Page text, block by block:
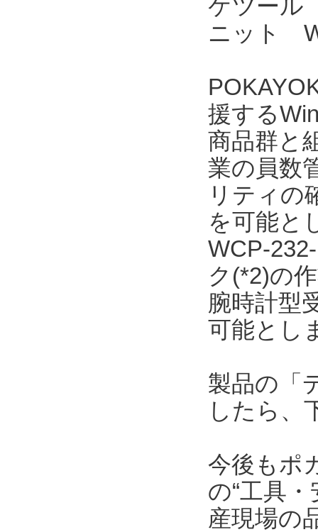
ケツール
ニット
援する
商品群と
業の員数
リティの
を可能と
WCP-
ク(*2)の
腕時計型
可能とし
製品の「
したら、
今後もポ
の“工具
産現場の